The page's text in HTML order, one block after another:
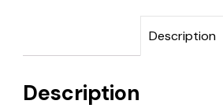
Description
Description